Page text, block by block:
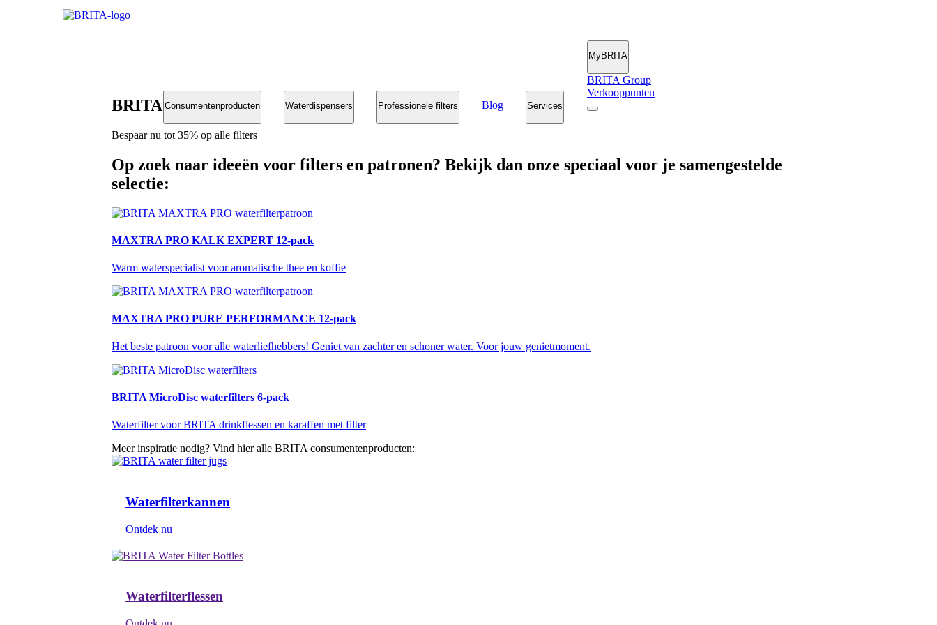
Consumentenproducten Waterdispensers Professionele filters Blog Services
MyBRITA
BRITA Group
Verkooppunten
BRITA Filter Deal
Bespaar nu tot 35% op alle filters
Op zoek naar ideeën voor filters en patronen? Bekijk dan onze speciaal voor je samengestelde
selectie:
MAXTRA PRO KALK EXPERT 12-pack
Warm waterspecialist voor aromatische thee en koffie
MAXTRA PRO PURE PERFORMANCE 12-pack
Het beste patroon voor alle waterliefhebbers! Geniet van zachter en schoner water. Voor jouw genietmoment.
BRITA MicroDisc waterfilters 6-pack
Waterfilter voor BRITA drinkflessen en karaffen met filter
Meer inspiratie nodig? Vind hier alle BRITA consumentenproducten:
Waterfilterkannen
Ontdek nu
Waterfilterflessen